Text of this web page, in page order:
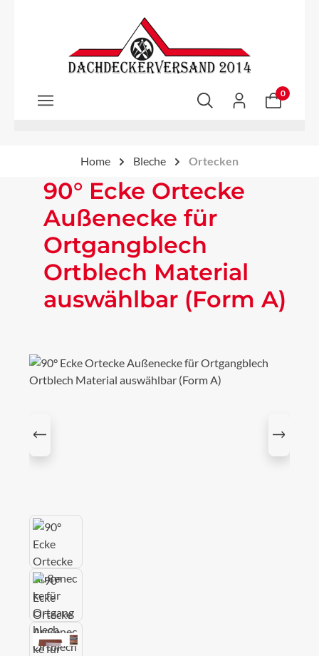
Zum Hauptinhalt springen
0
Home Bleche Ortecken
90° Ecke Ortecke
Außenecke für
Ortgangblech
Ortblech Material
auswählbar (Form A)
Bildergalerie überspringen